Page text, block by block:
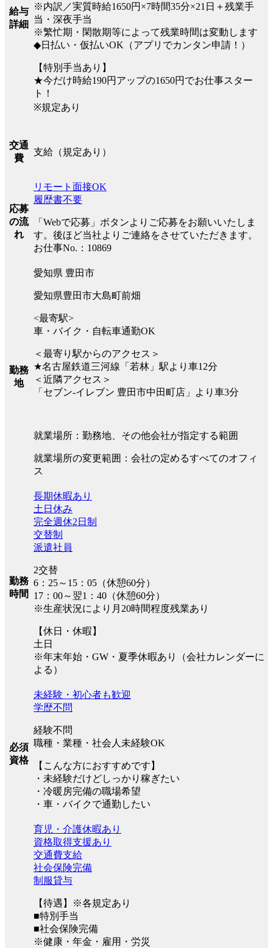
給与
詳細
※内訳／実質時給1650円×7時間35分×21日＋残業手
当・深夜手当
※繁忙期・閑散期等によって残業時間は変動します
◆日払い・仮払いOK（アプリでカンタン申請！）
【特別手当あり】
★今だけ時給190円アップの1650円でお仕事スター
ト！
※規定あり
交通
費
支給（規定あり）
応募
の流
れ
リモート面接OK
履歴書不要
「Webで応募」ボタンよりご応募をお願いいたしま
す。後ほど当社よりご連絡をさせていただきます。
お仕事No.：10869
勤務
地
愛知県 豊田市
愛知県豊田市大島町前畑
<最寄駅>
車・バイク・自転車通勤OK
＜最寄り駅からのアクセス＞
★名古屋鉄道三河線「若林」駅より車12分
＜近隣アクセス＞
「セブン-イレブン 豊田市中田町店」より車3分
就業場所：勤務地、その他会社が指定する範囲
就業場所の変更範囲：会社の定めるすべてのオフィ
ス
勤務
時間
長期休暇あり
土日休み
完全週休2日制
交替制
派遣社員
2交替
6：25～15：05（休憩60分）
17：00～翌1：40（休憩60分）
※生産状況により月20時間程度残業あり
【休日・休暇】
土日
※年末年始・GW・夏季休暇あり（会社カレンダーに
よる）
必須
資格
未経験・初心者も歓迎
学歴不問
経験不問
職種・業種・社会人未経験OK
【こんな方におすすめです】
・未経験だけどしっかり稼ぎたい
・冷暖房完備の職場希望
・車・バイクで通勤したい
育児・介護休暇あり
資格取得支援あり
交通費支給
社会保険完備
制服貸与
【待遇】※各規定あり
■特別手当
■社会保険完備
※健康・年金・雇用・労災